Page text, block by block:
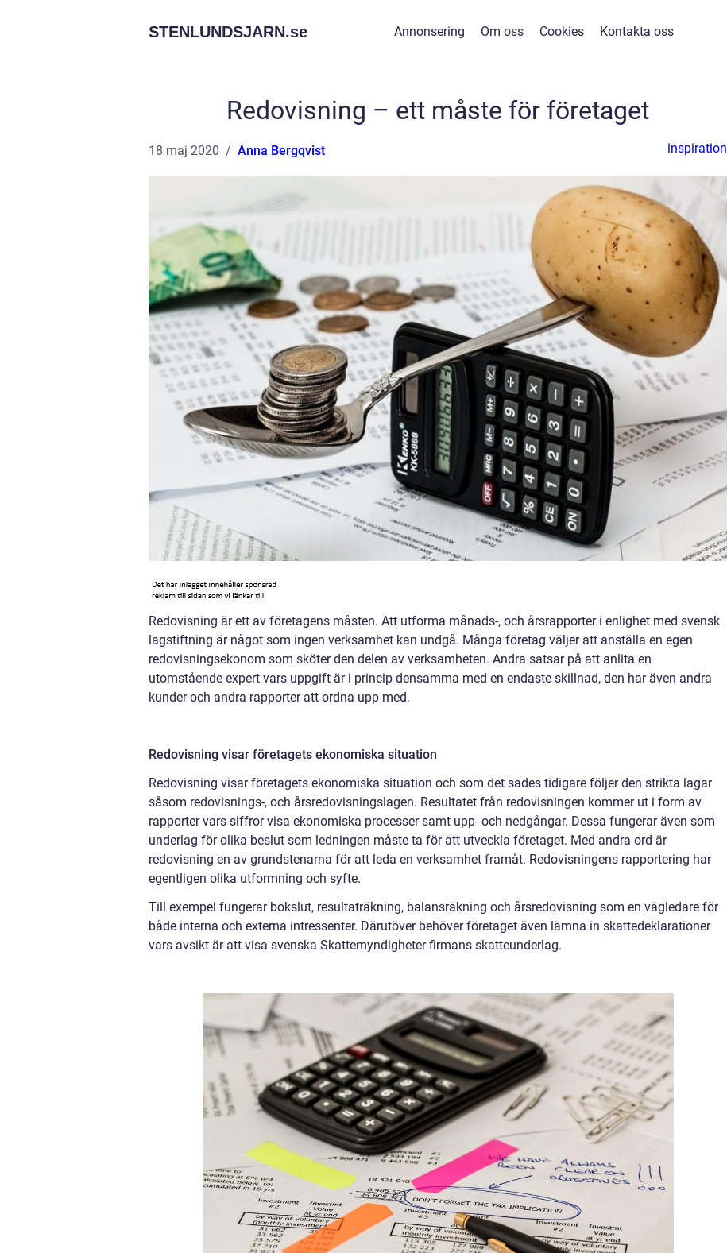
STENLUNDSJARN.se Annonsering Om oss Cookies Kontakta oss
Redovisning – ett måste för företaget
18 maj 2020 Anna Bergqvist inspiration
Redovisning är ett av företagens måsten. Att utforma månads-, och årsrapporter i enlighet med svensk
lagstiftning är något som ingen verksamhet kan undgå. Många företag väljer att anställa en egen
redovisningsekonom som sköter den delen av verksamheten. Andra satsar på att anlita en
utomstående expert vars uppgift är i princip densamma med en endaste skillnad, den har även andra
kunder och andra rapporter att ordna upp med.
Redovisning visar företagets ekonomiska situation
Redovisning visar företagets ekonomiska situation och som det sades tidigare följer den strikta lagar
såsom redovisnings-, och årsredovisningslagen. Resultatet från redovisningen kommer ut i form av
rapporter vars siffror visa ekonomiska processer samt upp- och nedgångar. Dessa fungerar även som
underlag för olika beslut som ledningen måste ta för att utveckla företaget. Med andra ord är
redovisning en av grundstenarna för att leda en verksamhet framåt. Redovisningens rapportering har
egentligen olika utformning och syfte.
Till exempel fungerar bokslut, resultaträkning, balansräkning och årsredovisning som en vägledare för
både interna och externa intressenter. Därutöver behöver företaget även lämna in skattedeklarationer
vars avsikt är att visa svenska Skattemyndigheter firmans skatteunderlag.